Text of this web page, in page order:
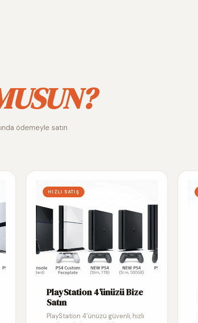
ödemeyle satın
HIZLI SATIŞ
PlayStation 4’ünüzü Bize
Satın
PlayStation 4’ünüzü güvenli, hızlı